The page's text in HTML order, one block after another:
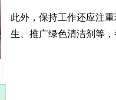
此外，保持工作还应注
生、推广绿色清洁剂等